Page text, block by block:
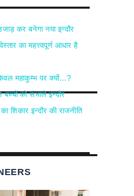
कर बनेगा नया इन्दौर
का महत्त्वपूर्ण आधार है
महाकुम्भ पर क्यों…?
को संभाले इन्दौर
शिकार इन्दौर की राजनीति